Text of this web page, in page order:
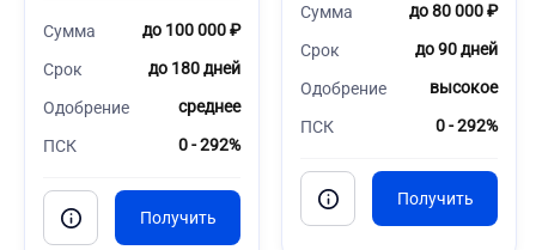
Сумма до 100 000 ₽
Срок до 180 дней
Одобрение среднее
ПСК 0 - 292%
Сумма до 80 000 ₽
Срок до 90 дней
Одобрение высокое
ПСК 0 - 292%